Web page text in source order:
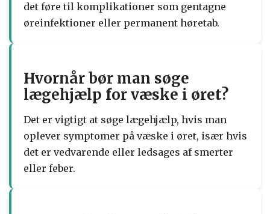
det føre til komplikationer som gentagne
øreinfektioner eller permanent høretab.
Hvornår bør man søge
lægehjælp for væske i øret?
Det er vigtigt at søge lægehjælp, hvis man
oplever symptomer på væske i øret, især hvis
det er vedvarende eller ledsages af smerter
eller feber.